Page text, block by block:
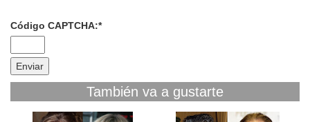
Código CAPTCHA:*
También va a gustarte